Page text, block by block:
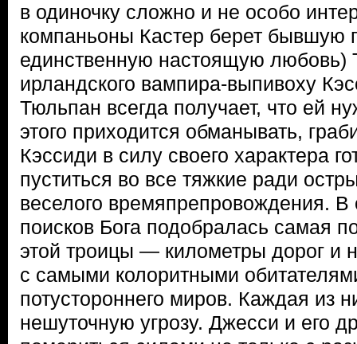
в одиночку сложно и не особо
компаньоны Кастер берет бывшую
единственную настоящую любовь)
ирландского вампира-выпивоху
Тюльпан всегда получает, что ей
этого приходится обманывать,
Кэссиди в силу своего характера
пуститься во все тяжкие ради
веселого времяпрепровождения.
поисков Бога подобралась самая
этой троицы — километры дорог и
с самыми колоритными
потустороннего миров. Каждая из
нешуточную угрозу. Джесси и его